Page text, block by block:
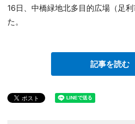
16日、中橋緑地北多目的広場（足
た。
記事を読む